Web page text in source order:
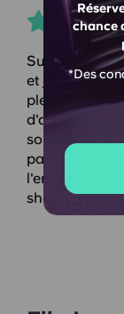
chance
*Des
Super
et je n'aurais
plein
d'autres
sont vraiment
parfaite
shopping La